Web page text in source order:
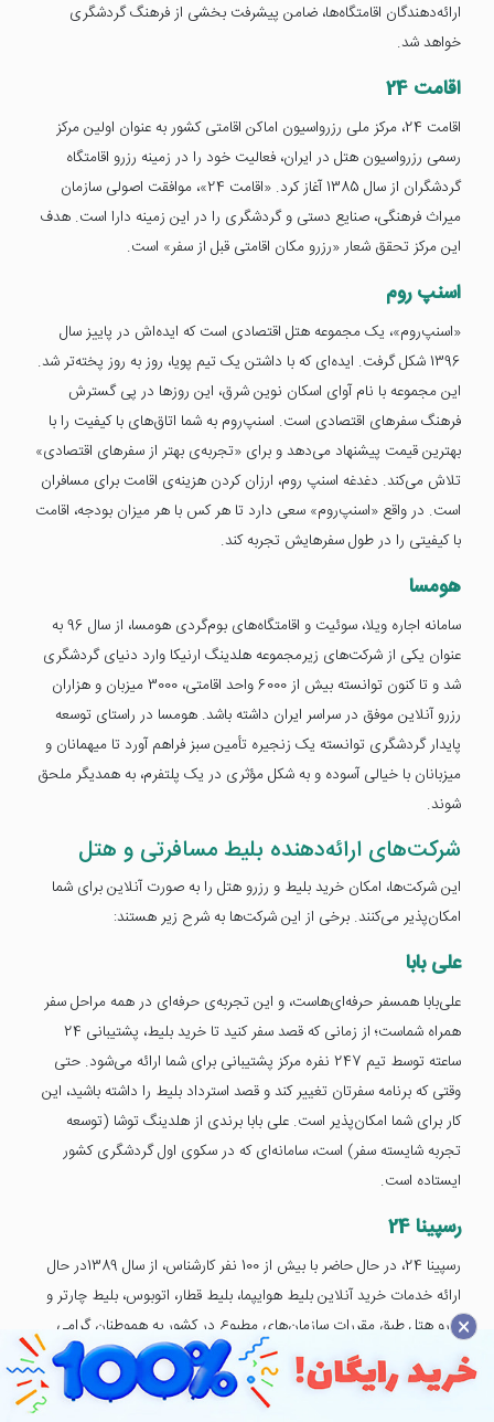
ارائه‌دهندگان اقامتگاه‌ها، ضامن پیشرفت بخشی از فرهنگ گردشگری
خواهد شد.
اقامت 24
اقامت 24، مرکز ملی رزرواسیون اماکن اقامتی کشور به عنوان اولین مرکز
رسمی رزرواسیون هتل در ایران، فعالیت خود را در زمینه رزرو اقامتگاه
گردشگران از سال 1385 آغاز کرد. «اقامت 24»، موافقت اصولی سازمان
میراث فرهنگی، صنایع دستی و گردشگری را در این زمینه دارا است. هدف
این مرکز تحقق شعار «رزرو مکان اقامتی قبل از سفر» است.
اسنپ روم
«اسنپ‌روم»، یک مجموعه هتل اقتصادی است که ایده‌اش در پاییز سال
1396 شکل گرفت. ایده‌ای که با داشتن یک تیم پویا، روز به روز پخته‌تر شد.
این مجموعه با نام آوای اسکان نوین شرق، این روزها در پی گسترش
فرهنگ سفرهای اقتصادی است. اسنپ‌روم به شما اتاق‌های با کیفیت را با
بهترین قیمت پیشنهاد می‌دهد و برای «تجربه‌ی بهتر از سفر‌های اقتصادی»
تلاش می‌کند. دغدغه اسنپ روم، ارزان‌ کردن هزینه‌ی اقامت برای مسافران
است. در واقع «اسنپ‌روم» سعی دارد تا هر کس با هر میزان بودجه، اقامت
با کیفیتی را در طول سفرهایش تجربه کند.
هومسا
سامانه اجاره ویلا، سوئیت و اقامتگاه‌های بوم‌گردی هومسا، از سال 96 به
عنوان یکی از شرکت‌های زیرمجموعه هلدینگ ارنیکا وارد دنیای گردشگری
شد و تا کنون توانسته بیش از 6000 واحد اقامتی، 3000 میزبان و هزاران
رزرو آنلاین موفق در سراسر ایران داشته باشد. هومسا در راستای توسعه
پایدار گردشگری توانسته یک زنجیره تأمین سبز فراهم آورد تا میهمانان و
میزبانان با خیالی آسوده و به شکل مؤثری در یک پلتفرم، به همدیگر ملحق
شوند.
شرکت‌های ارائه‌دهنده بلیط مسافرتی و هتل
این شرکت‌ها، امکان خرید بلیط و رزرو هتل را به صورت آنلاین برای شما
امکان‌پذیر می‌کنند. برخی از این شرکت‌ها به شرح زیر هستند:
علی بابا
علی‌بابا همسفر حرفه‌ای‌هاست، و این تجربه‌ی حرفه‌ای در همه مراحل سفر
همراه شماست؛ از زمانی که قصد سفر کنید تا خرید بلیط، پشتیبانی 24
ساعته توسط تیم 247 نفره مرکز پشتیبانی برای شما ارائه می‌شود. حتی
وقتی که برنامه سفرتان تغییر کند و قصد استرداد بلیط را داشته باشید، این
کار برای شما امکان‌پذیر است. علی ‌بابا برندی از هلدینگ توشا (توسعه
تجربه شایسته سفر) است، سامانه‌ای که در سکوی اول گردشگری کشور
ایستاده است.
رسپینا 24
رسپینا 24، در حال حاضر با بیش از 100 نفر کارشناس، از سال 1389در حال
ارائه خدمات خرید آنلاین بلیط هوایپما، بلیط قطار، اتوبوس، بلیط چارتر و
رزرو هتل طبق مقررات سازمان‌های مطبوع در کشور به هموطنان گرامی
است.
فلایتیو
×